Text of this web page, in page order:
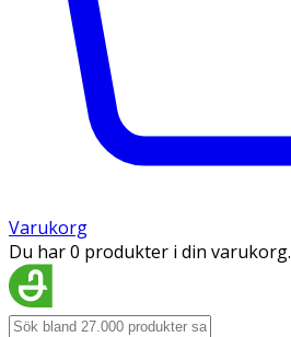
Varukorg
Du har 0 produkter i din varukorg.